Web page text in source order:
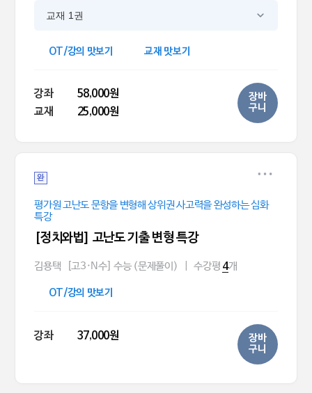
교재 1권
OT/강의 맛보기 교재 맛보기
강좌
58,000원
교재
25,000원
장바
구니
완
평가원 고난도 문항을 변형해 상위권 사고력을 완성하는 심화
특강
[정치와법] 고난도 기출 변형 특강
김용택 [고3·N수] 수능 (문제풀이) 수강평 4개
OT/강의 맛보기
강좌 37,000원
장바
구니